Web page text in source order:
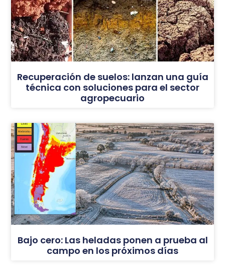
Recuperación de suelos: lanzan una guía
técnica con soluciones para el sector
agropecuario
Bajo cero: Las heladas ponen a prueba al
campo en los próximos días